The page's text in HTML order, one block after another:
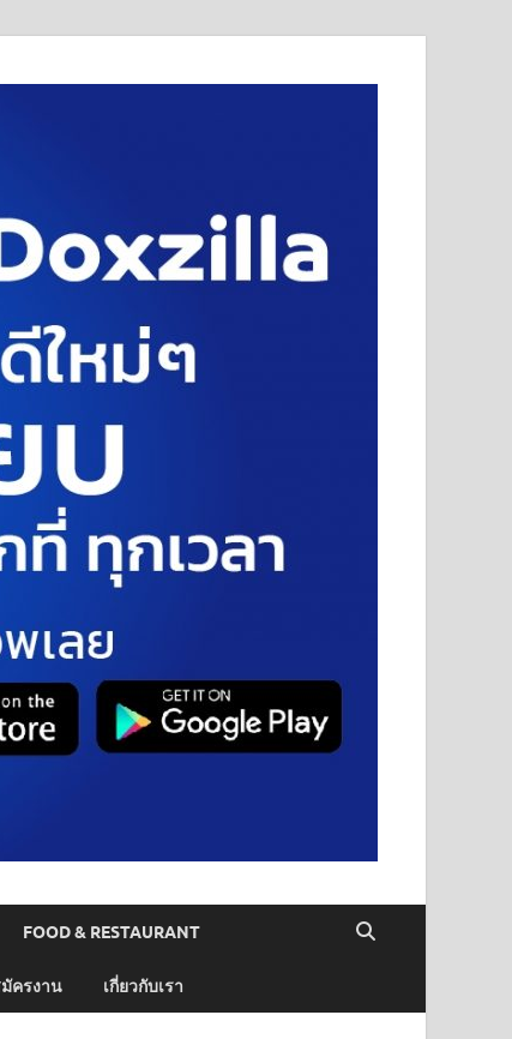
FOOD & RESTAURANT
ครงาน เกี่ยวกับเรา